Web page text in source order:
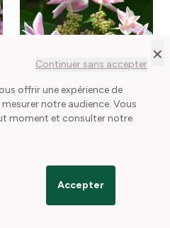
×
Continuer sans accepter
offrir une expérience de
notre audience. Vous
moment et consulter notre
Accepter
articles
EN STOCK
GAZER® Kompeito
Stargazer® 'Kompeito'
1 conditionnement disponible
34,00 €